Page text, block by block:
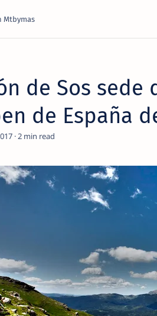
de Sos
de España
2